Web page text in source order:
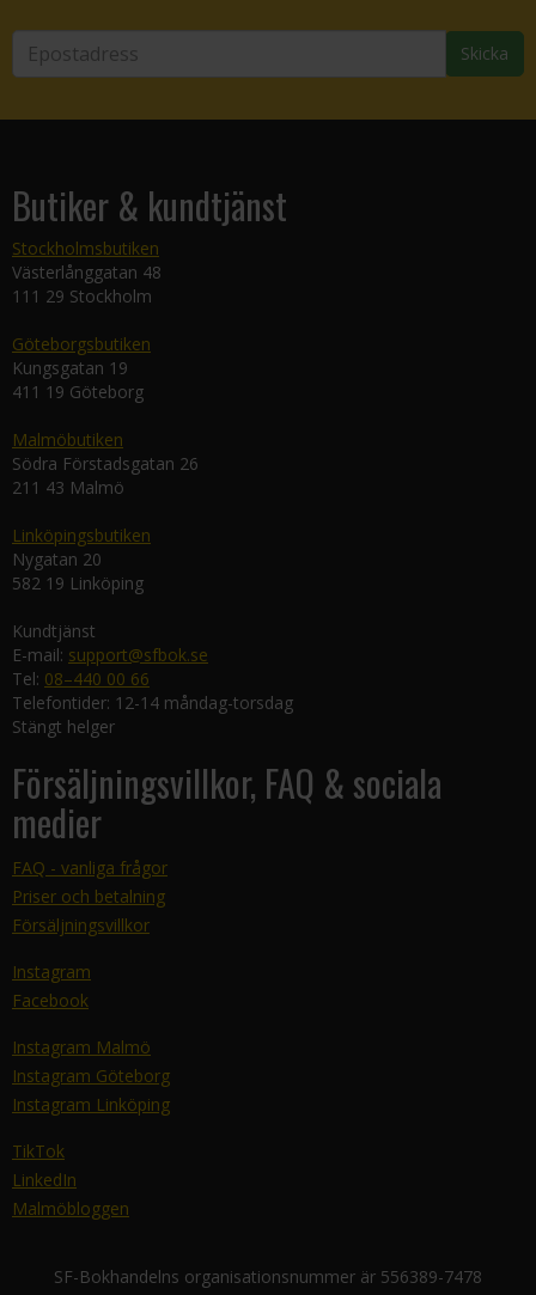
Skicka
Butiker & kundtjänst
Stockholmsbutiken
Västerlånggatan 48
111 29 Stockholm
Göteborgsbutiken
Kungsgatan 19
411 19 Göteborg
Malmöbutiken
Södra Förstadsgatan 26
211 43 Malmö
Linköpingsbutiken
Nygatan 20
582 19 Linköping
Kundtjänst
E-mail: support@sfbok.se
Tel: 08–440 00 66
Telefontider: 12-14 måndag-torsdag
Stängt helger
Försäljningsvillkor, FAQ & sociala
medier
FAQ - vanliga frågor
Priser och betalning
Försäljningsvillkor
Instagram
Facebook
Instagram Malmö
Instagram Göteborg
Instagram Linköping
TikTok
LinkedIn
Malmöbloggen
SF-Bokhandelns organisationsnummer är 556389-7478